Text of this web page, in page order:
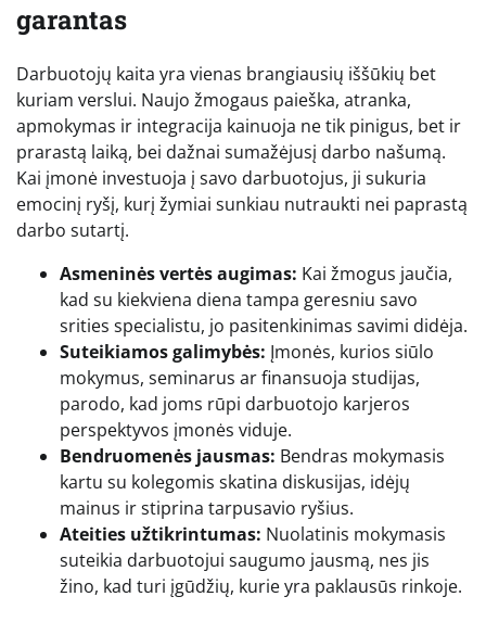
garantas
Darbuotojų kaita yra vienas brangiausių iššūkių bet
kuriam verslui. Naujo žmogaus paieška, atranka,
apmokymas ir integracija kainuoja ne tik pinigus, bet ir
prarastą laiką, bei dažnai sumažėjusį darbo našumą.
Kai įmonė investuoja į savo darbuotojus, ji sukuria
emocinį ryšį, kurį žymiai sunkiau nutraukti nei paprastą
darbo sutartį.
Asmeninės vertės augimas: Kai žmogus jaučia,
kad su kiekviena diena tampa geresniu savo
srities specialistu, jo pasitenkinimas savimi didėja.
Suteikiamos galimybės: Įmonės, kurios siūlo
mokymus, seminarus ar finansuoja studijas,
parodo, kad joms rūpi darbuotojo karjeros
perspektyvos įmonės viduje.
Bendruomenės jausmas: Bendras mokymasis
kartu su kolegomis skatina diskusijas, idėjų
mainus ir stiprina tarpusavio ryšius.
Ateities užtikrintumas: Nuolatinis mokymasis
suteikia darbuotojui saugumo jausmą, nes jis
žino, kad turi įgūdžių, kurie yra paklausūs rinkoje.